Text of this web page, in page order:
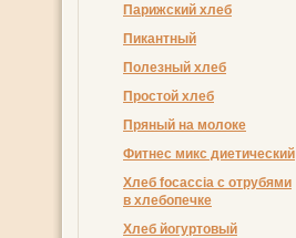
Парижский хлеб
Пикантный
Полезный хлеб
Простой хлеб
Пряный на молоке
Фитнес микс диетический
Хлеб focaccia с отрубями
в хлебопечке
Хлеб йогуртовый